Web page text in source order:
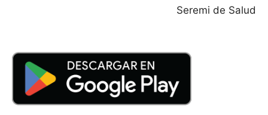
Seremi de Salud